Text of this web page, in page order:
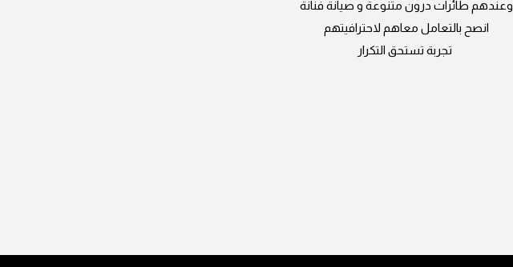
وعندهم طائرات درون متنوعة و صيانة فنانة
انصح بالتعامل معاهم لاحترافيتهم